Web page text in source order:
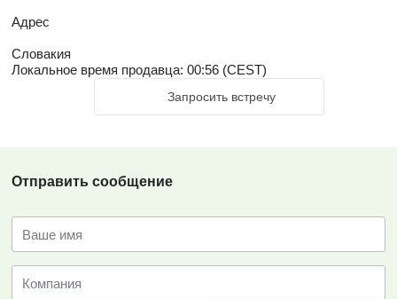
Адрес
Словакия
Локальное время продавца: 00:56 (CEST)
Запросить встречу
Отправить сообщение